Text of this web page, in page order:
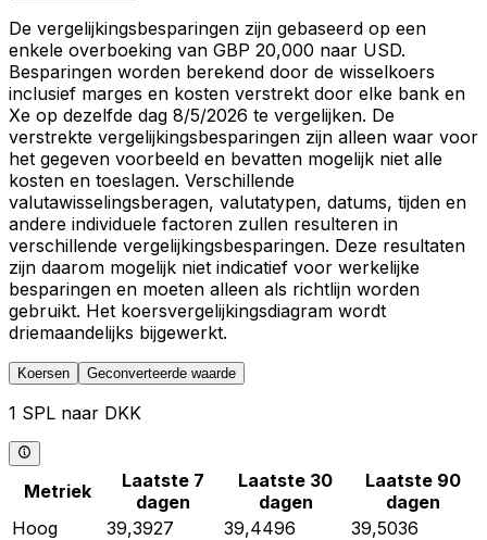
De vergelijkingsbesparingen zijn gebaseerd op een
enkele overboeking van GBP 20,000 naar USD.
Besparingen worden berekend door de wisselkoers
inclusief marges en kosten verstrekt door elke bank en
Xe op dezelfde dag 8/5/2026 te vergelijken. De
verstrekte vergelijkingsbesparingen zijn alleen waar voor
het gegeven voorbeeld en bevatten mogelijk niet alle
kosten en toeslagen. Verschillende
valutawisselingsberagen, valutatypen, datums, tijden en
andere individuele factoren zullen resulteren in
verschillende vergelijkingsbesparingen. Deze resultaten
zijn daarom mogelijk niet indicatief voor werkelijke
besparingen en moeten alleen als richtlijn worden
gebruikt. Het koersvergelijkingsdiagram wordt
driemaandelijks bijgewerkt.
Koersen Geconverteerde waarde
1 SPL naar DKK
Metriek
Laatste 7
dagen
Laatste 30
dagen
Laatste 90
dagen
Hoog
39,3927 39,4496
39,5036